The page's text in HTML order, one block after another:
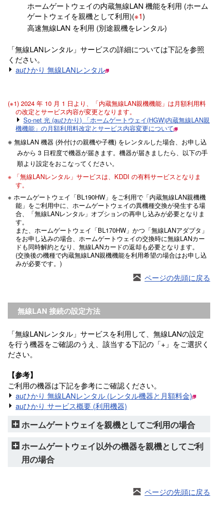
ホームゲートウェイの内蔵無線LAN 機能を利用 (ホーム
ゲートウェイを親機として利用)(※1)
高速無線LAN を利用 (別途親機をレンタル)
「無線LANレンタル」サービスの詳細については下記を参照
ください。
auひかり 無線LANレンタル
(※1) 2024 年 10 月 1 日より、「内蔵無線LAN親機機能」は月額利用料
の改定とサービス内容が変更となります。
So-net 光 (auひかり) 「ホームゲートウェイ(HGW)内蔵無線LAN親
機機能」の月額利用料改定とサービス内容変更について
※ 無線LAN 機器 (外付けの親機や子機) をレンタルした場合、お申し込
みから 3 日程度で機器が届きます。機器が届きましたら、以下の手
順より設定をおこなってください。
※ 「無線LANレンタル」サービスは、KDDI の有料サービスとなりま
す。
※ ホームゲートウェイ「BL190HW」をご利用で「内蔵無線LAN親機機
能」をご利用中に、ホームゲートウェイの異機種交換が発生する場
合、「無線LANレンタル」オプションの再申し込みが必要となりま
す。
また、ホームゲートウェイ「BL170HW」かつ「無線LANアダプタ」
をお申し込みの場合、ホームゲートウェイの交換時に無線LANカー
ドも同時解約となり、無線LANカードの返却も必要となります。
(交換後の機種で内蔵無線LAN親機機能を利用希望の場合はお申し込
みが必要です。)
ページの先頭に戻る
無線LAN 接続の設定方法
「無線LANレンタル」サービスを利用して、無線LANの設定
を行う機器をご確認のうえ、該当する下記の「+」をご選択く
ださい。
【参考】
ご利用の機器は下記を参考にご確認ください。
auひかり 無線LANレンタル (レンタル機器と月額料金)
auひかり サービス概要 (利用機器)
ホームゲートウェイを親機としてご利用の場合
ホームゲートウェイ以外の機器を親機としてご利
用の場合
ページの先頭に戻る